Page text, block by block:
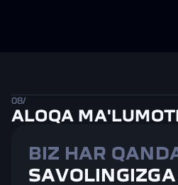
08/
ALOQA
BIZ HAR